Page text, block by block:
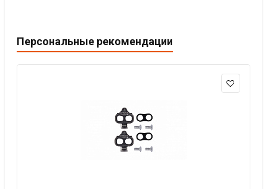
Персональные рекомендации